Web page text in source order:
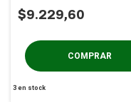
$9.229,60
3en stock